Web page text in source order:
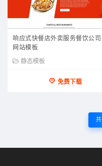
响应式快餐店外卖服务餐饮公司
网站模板
静态模板
免费下载
共